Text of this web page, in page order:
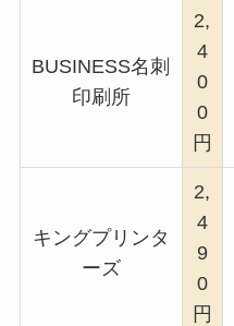
BUSINESS名刺
印刷所
2,
4
0
0
円
キングプリンタ
ーズ
2,
4
9
0
円